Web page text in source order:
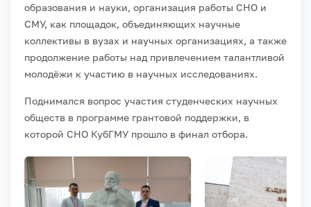
образования и науки, организация работы СНО и
СМУ, как площадок, объединяющих научные
коллективы в вузах и научных организациях, а также
продолжение работы над привлечением талантливой
молодёжи к участию в научных исследованиях.
Поднимался вопрос участия студенческих научных
обществ в программе грантовой поддержки, в
которой СНО КубГМУ прошло в финал отбора.